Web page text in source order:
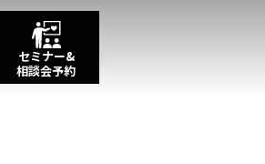
セミナー&
相談会予約